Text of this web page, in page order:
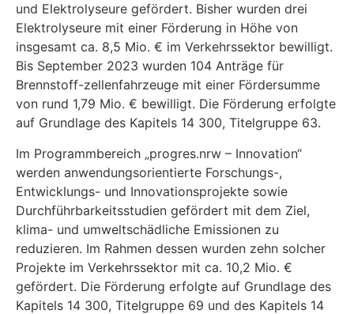
und Elektrolyseure geför­dert. Bisher wurden drei
Elektrolyseure mit einer Förderung in Höhe von
insgesamt ca. 8,5 Mio. € im Verkehrssektor bewilligt.
Bis September 2023 wurden 104 Anträge für
Brennstoff-zellenfahrzeuge mit einer Fördersumme
von rund 1,79 Mio. € bewilligt. Die Förderung erfolgte
auf Grundlage des Kapitels 14 300, Titelgruppe 63.
Im Programmbereich „progres.nrw – Innovation“
werden anwendungsorientierte Forschungs-,
Entwicklungs- und Innovationsprojekte sowie
Durchführbarkeitsstudien gefördert mit dem Ziel,
klima- und umweltschädliche Emissionen zu
reduzieren. Im Rahmen dessen wurden zehn solcher
Projekte im Verkehrssektor mit ca. 10,2 Mio. €
gefördert. Die Förderung erfolgte auf Grundlage des
Kapitels 14 300, Titelgruppe 69 und des Kapitels 14